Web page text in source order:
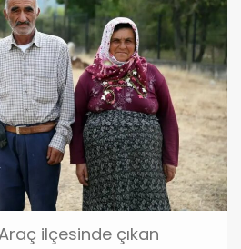
ilçesinde çıkan